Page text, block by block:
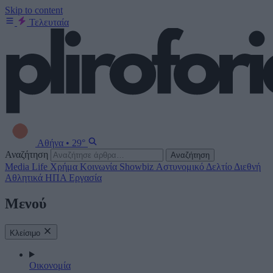
Skip to content
Τελευταία
Αθήνα • 29°
Αναζήτηση
Αναζήτηση
Media Life Χρήμα Κοινωνία Showbiz Αστυνομικό Δελτίο Διεθνή
Αθλητικά ΗΠΑ Εργασία
Μενού
Κλείσιμο
Οικονομία